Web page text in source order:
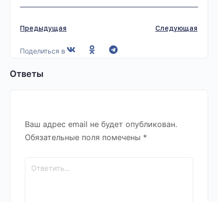
Предыдущая Следующая
Поделиться в
Ответы
Ваш адрес email не будет опубликован.
Обязательные поля помечены *